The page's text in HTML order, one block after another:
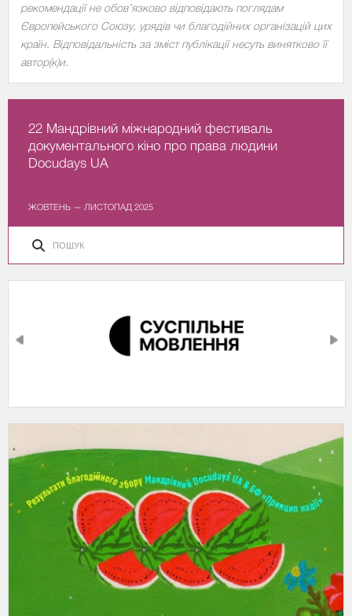
рекомендації не обов’язково відповідають поглядам
Європейського Союзу, урядів чи благодійних організацій цих
країн. Відповідальність за зміст публікації несуть винятково її
автор(к)и.
22 Мандрівний міжнародний фестиваль
документального кіно про права людини
Docudays UA
ЖОВТЕНЬ — ЛИСТОПАД 2025